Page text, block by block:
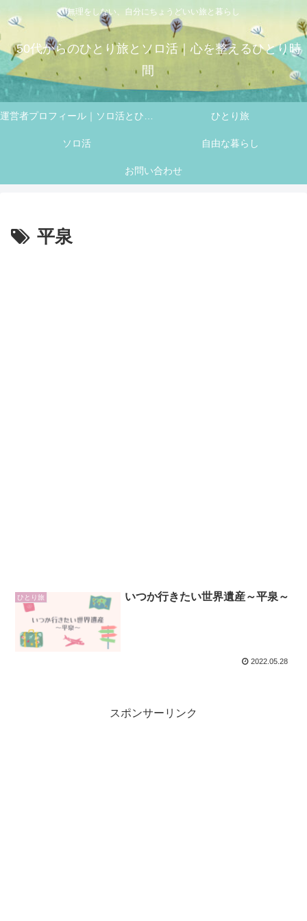
無理をしない、自分にちょうどいい旅と暮らし
50代からのひとり旅とソロ活｜心を整えるひとり時
間
運営者プロフィール｜ソロ活とひとり旅を楽しむ 50代 フミの自己紹介 ひとり旅
ソロ活 自由な暮らし
お問い合わせ
平泉
ひとり旅 いつか行きたい世界遺産～平泉～
2022.05.28
スポンサーリンク